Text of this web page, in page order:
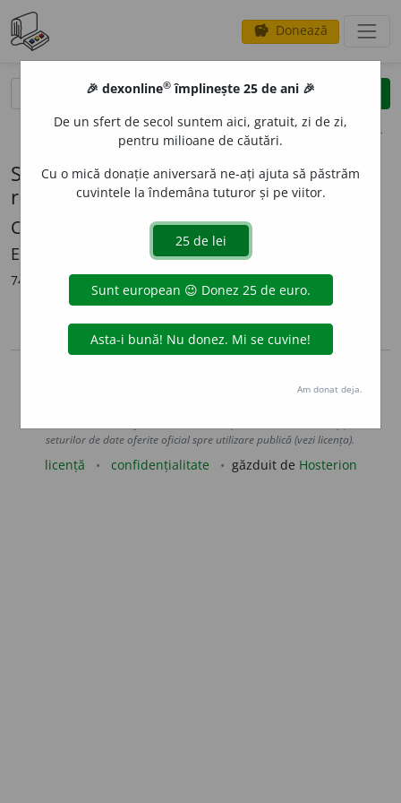
savings Donează
opțiuni
Sursă: Dicționar ortografic al limbii
române
Colectiv
Editura Litera Internațional, 2002
74.752 din 74.000 definiții importate (100,00% complet)
lista de surse
Preluarea, stocarea sau utilizarea datelor de pe acest site, inclusiv
seturilor de date oferite oficial spre utilizare publică (vezi licența).
licență confidențialitate găzduit de Hosterion
🎉 dexonline® împlinește 25 de ani 🎉
De un sfert de secol suntem aici, gratuit, zi de zi,
pentru milioane de căutări.
Cu o mică donație aniversară ne-ați ajuta să păstrăm
cuvintele la îndemâna tuturor și pe viitor.
Am donat deja.